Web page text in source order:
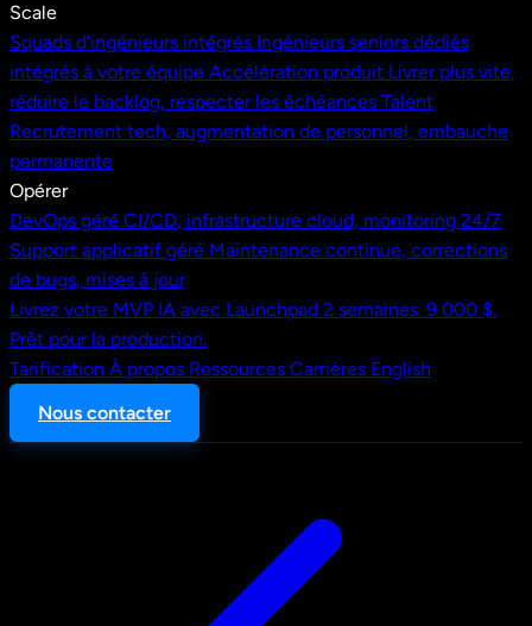
Scale
Squads d'ingénieurs intégrés Ingénieurs seniors dédiés
intégrés à votre équipe Accélération produit Livrer plus vite,
réduire le backlog, respecter les échéances Talent
Recrutement tech, augmentation de personnel, embauche
permanente
Opérer
DevOps géré CI/CD, infrastructure cloud, monitoring 24/7
Support applicatif géré Maintenance continue, corrections
de bugs, mises à jour
Livrez votre MVP IA avec Launchpad 2 semaines. 9 000 $.
Prêt pour la production.
Tarification À propos Ressources Carrières English
Nous contacter